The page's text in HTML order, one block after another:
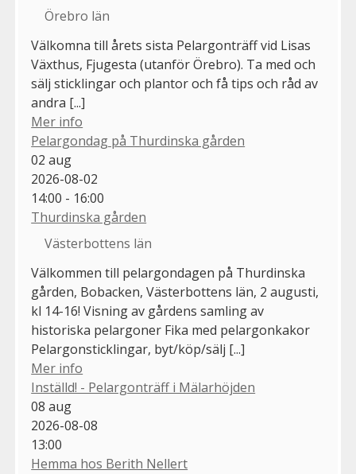
Örebro län
Välkomna till årets sista Pelargonträff vid Lisas
Växthus, Fjugesta (utanför Örebro). Ta med och
sälj sticklingar och plantor och få tips och råd av
andra [...]
Mer info
Pelargondag på Thurdinska gården
02 aug
2026-08-02
14:00 - 16:00
Thurdinska gården
Västerbottens län
Välkommen till pelargondagen på Thurdinska
gården, Bobacken, Västerbottens län, 2 augusti,
kl 14-16! Visning av gårdens samling av
historiska pelargoner Fika med pelargonkakor
Pelargonsticklingar, byt/köp/sälj [...]
Mer info
Inställd! - Pelargonträff i Mälarhöjden
08 aug
2026-08-08
13:00
Hemma hos Berith Nellert